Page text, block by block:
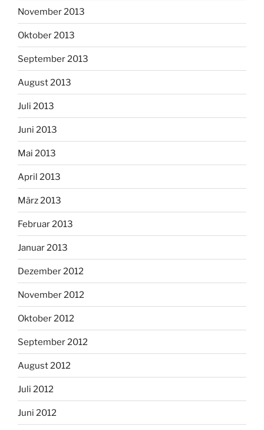
November 2013
Oktober 2013
September 2013
August 2013
Juli 2013
Juni 2013
Mai 2013
April 2013
März 2013
Februar 2013
Januar 2013
Dezember 2012
November 2012
Oktober 2012
September 2012
August 2012
Juli 2012
Juni 2012